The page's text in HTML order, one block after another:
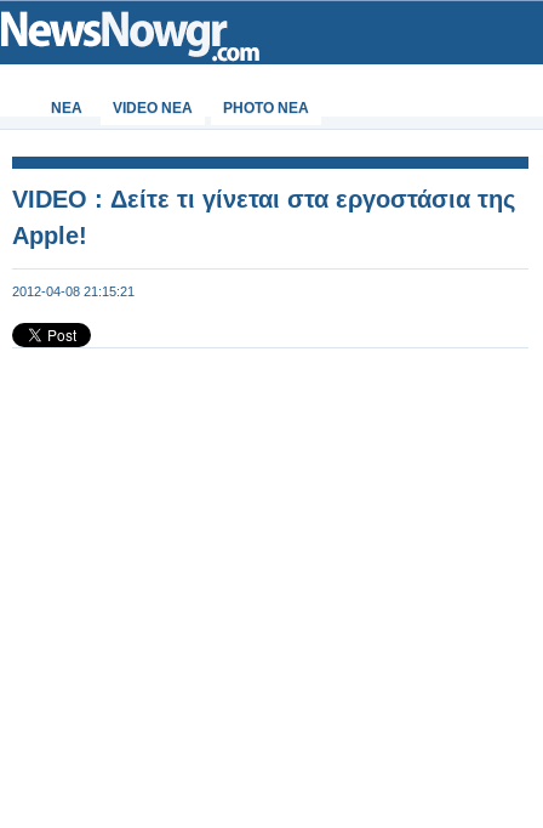
ΝΕΑ VIDEO NEA PHOTO NEA
VIDEO : Δείτε τι γίνεται στα εργοστάσια της
Apple!
2012-04-08 21:15:21